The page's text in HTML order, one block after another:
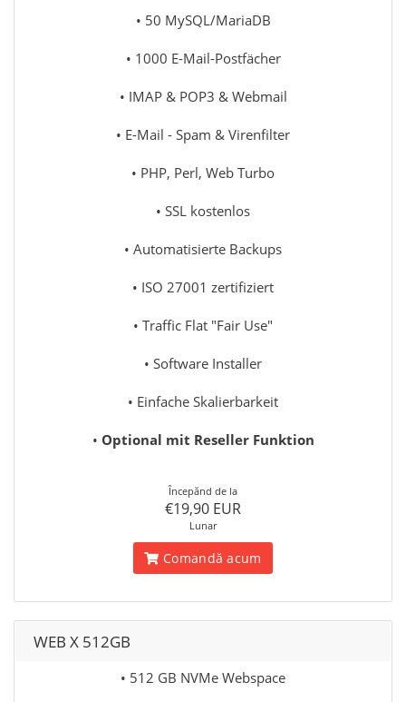
• 50 MySQL/MariaDB
• 1000 E-Mail-Postfächer
• IMAP & POP3 & Webmail
• E-Mail - Spam & Virenfilter
• PHP, Perl, Web Turbo
• SSL kostenlos
• Automatisierte Backups
• ISO 27001 zertifiziert
• Traffic Flat "Fair Use"
• Software Installer
• Einfache Skalierbarkeit
• Optional mit Reseller Funktion
Începănd de la
€19,90 EUR
Lunar
Comandă acum
WEB X 512GB
• 512 GB NVMe Webspace